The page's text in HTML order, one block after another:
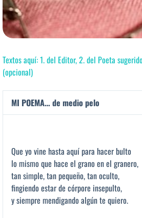
Textos aquí: 1. del Editor, 2. del Poeta
(opcional)
MI POEMA… de medio pelo
Que yo vine hasta aquí para hacer bulto
lo mismo que hace el grano en el granero,
tan simple, tan pequeño, tan oculto,
fingiendo estar de córpore insepulto,
y siempre mendigando algún te quiero.